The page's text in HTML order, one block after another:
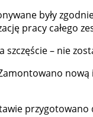
były
pracy całego
– nie